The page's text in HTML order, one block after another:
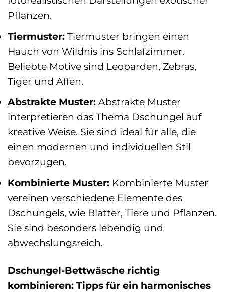
Pflanzen.
Tiermuster: Tiermuster bringen einen
Hauch von Wildnis ins Schlafzimmer.
Beliebte Motive sind Leoparden, Zebras,
Tiger und Affen.
Abstrakte Muster: Abstrakte Muster
interpretieren das Thema Dschungel auf
kreative Weise. Sie sind ideal für alle, die
einen modernen und individuellen Stil
bevorzugen.
Kombinierte Muster: Kombinierte Muster
vereinen verschiedene Elemente des
Dschungels, wie Blätter, Tiere und Pflanzen.
Sie sind besonders lebendig und
abwechslungsreich.
Dschungel-Bettwäsche richtig
kombinieren: Tipps für ein harmonisches